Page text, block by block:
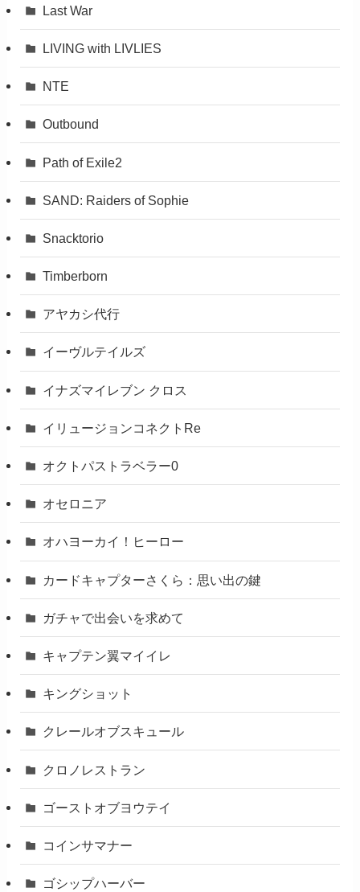
Last War
LIVING with LIVLIES
NTE
Outbound
Path of Exile2
SAND: Raiders of Sophie
Snacktorio
Timberborn
アヤカシ代行
イーヴルテイルズ
イナズマイレブン クロス
イリュージョンコネクトRe
オクトパストラベラー0
オセロニア
オハヨーカイ！ヒーロー
カードキャプターさくら：思い出の鍵
ガチャで出会いを求めて
キャプテン翼マイイレ
キングショット
クレールオブスキュール
クロノレストラン
ゴーストオブヨウテイ
コインサマナー
ゴシップハーバー